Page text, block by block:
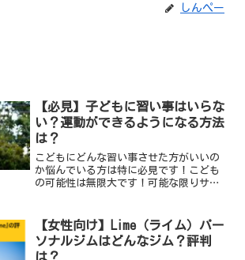
しんぺー
【必見】子どもに習い事はいらな
い？運動ができるようになる方法
は？
こどもにどんな習い事させた方がいいの
か悩んでいる方は特に必見です！こども
の可能性は無限大です！可能な限りサポ
【女性向け】Lime（ライム）パー
ソナルジムはどんなジム？評判
は？